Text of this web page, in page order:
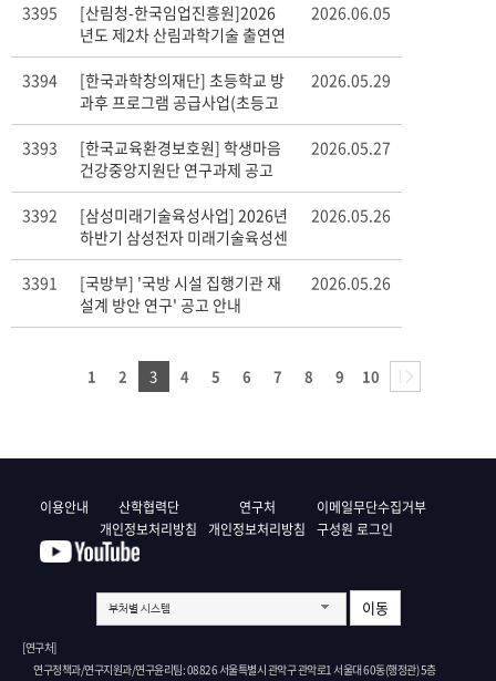
3395
[산림청-한국임업진흥원]2026
년도 제2차 산림과학기술 출연연
구개발사업 연구개발 수요조사
2026.06.05
3394
[한국과학창의재단] 초등학교 방
과후 프로그램 공급사업(초등고
학년 지원형) 공모
2026.05.29
3393
[한국교육환경보호원] 학생마음
건강중앙지원단 연구과제 공고
안내
2026.05.27
3392
[삼성미래기술육성사업] 2026년
하반기 삼성전자 미래기술육성센
터 과제 공모 안내
2026.05.26
3391
[국방부] '국방 시설 집행기관 재
설계 방안 연구' 공고 안내
2026.05.26
1 2 3 4 5 6 7 8 9 10
이용안내
산학협력단
개인정보처리방침
연구처
개인정보처리방침
이메일무단수집거부
구성원 로그인
부처별 시스템 이동
[연구처]
연구정책과/연구지원과/연구윤리팀: 08826 서울특별시 관악구 관악로1 서울대 60동(행정관) 5층